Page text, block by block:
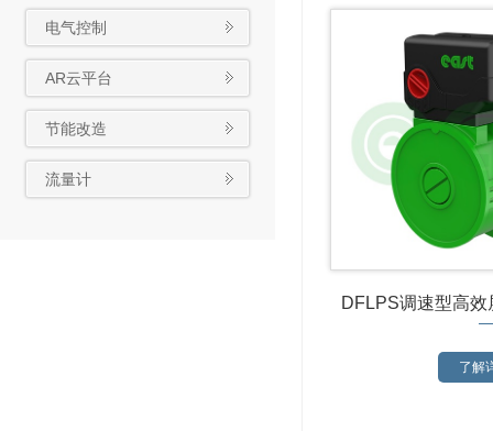
门
电气控制
AR云平台
节能改造
流量计
DFLPS调速型高
了解